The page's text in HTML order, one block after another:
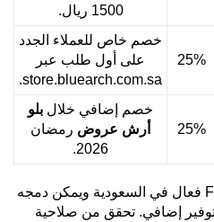
1500 ريال.
25%
خصم خاص للعملاء الجدد
على أول طلب عبر
store.bluearch.com.sa.
25%
خصم إضافي خلال بلو
أرش عروض رمضان
2026.
: الكود F-DNTMM0NH فعال في السعودية ويمكن دمجه
إضافي. تحقق من صلاحية